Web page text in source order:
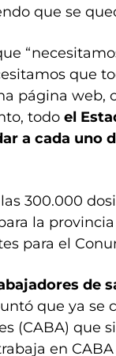
que se
que
página web,
todo el
a cada uno
300.000
la
para el
de
que ya se
(CABA) que
en